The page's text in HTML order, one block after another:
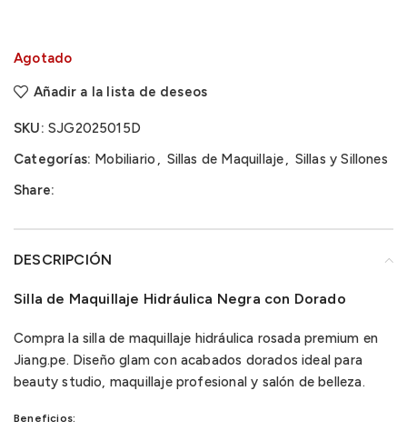
Agotado
Añadir a la lista de deseos
SKU: SJG2025015D
Categorías: Mobiliario , Sillas de Maquillaje, Sillas y Sillones
Share:
DESCRIPCIÓN
Silla de Maquillaje Hidráulica Negra con Dorado
Compra la silla de maquillaje hidráulica rosada premium en
Jiang.pe. Diseño glam con acabados dorados ideal para
beauty studio, maquillaje profesional y salón de belleza.
Beneficios: